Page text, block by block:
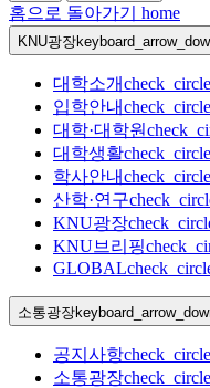
홈으로 돌아가기 home
KNU광장
대학소개check_circle
입학안내check_circle
대학·대학원
대학생활check_circle
학사안내check_circle
산학·연구
KNU광장
KNU브리핑
GLOBAL
소통광장
공지사항check_circle
소통광장check_circle